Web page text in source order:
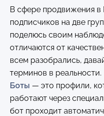
В сфере продвижения в
подписчиков на две
поделюсь своим
отличаются от
всем разобрались,
терминов в реальности.
Боты — это профили,
работают через
бот проходит